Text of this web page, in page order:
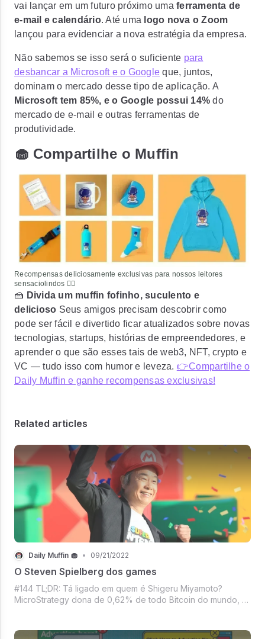
vai lançar em um futuro próximo uma ferramenta de
e-mail e calendário. Até uma logo nova o Zoom
lançou para evidenciar a nova estratégia da empresa.
Não sabemos se isso será o suficiente para
desbancar a Microsoft e o Google que, juntos,
dominam o mercado desse tipo de aplicação. A
Microsoft tem 85%, e o Google possui 14% do
mercado de e-mail e outras ferramentas de
produtividade.
🧁 Compartilhe o Muffin
Recompensas deliciosamente exclusivas para nossos leitores
sensaciolindos ❤️‍🔥
🍰 Divida um muffin fofinho, suculento e
delicioso Seus amigos precisam descobrir como
pode ser fácil e divertido ficar atualizados sobre novas
tecnologias, startups, histórias de empreendedores, e
aprender o que são esses tais de web3, NFT, crypto e
VC — tudo isso com humor e leveza. 👉Compartilhe o
Daily Muffin e ganhe recompensas exclusivas!
Related articles
Daily Muffin 🧁 • 09/21/2022
O Steven Spielberg dos games
#144 TL;DR: Tá ligado em quem é Shigeru Miyamoto?
MicroStrategy dona de 0,62% de todo Bitcoin do mundo, A
a batalha continua, A Meta tá